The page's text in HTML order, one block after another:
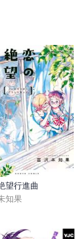
望行進曲
知果